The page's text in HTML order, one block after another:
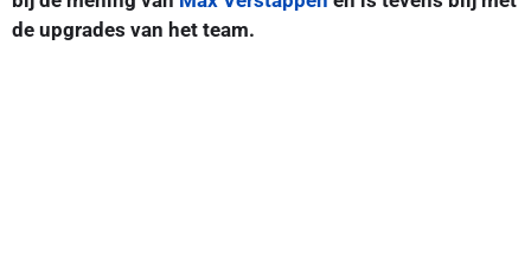
de upgrades van het team.